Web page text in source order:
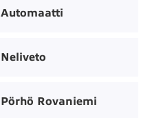
Automaatti
Neliveto
Pörhö Rovaniemi